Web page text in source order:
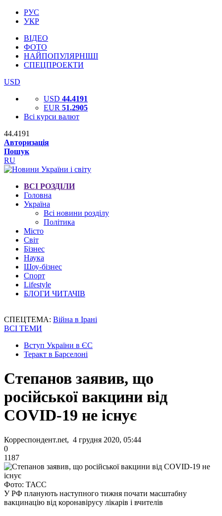
РУС
УКР
ВІДЕО
ФОТО
НАЙПОПУЛЯРНІШІ
СПЕЦПРОЕКТИ
USD
USD 44.4191
EUR 51.2905
Всі курси валют
44.4191
Авторизація
Пошук
RU
ВСІ РОЗДІЛИ
Головна
Україна
Всі новини розділу
Політика
Місто
Світ
Бізнес
Наука
Шоу-бізнес
Спорт
Lifestyle
БЛОГИ ЧИТАЧІВ
СПЕЦТЕМА: Війна в Ірані
ВСІ ТЕМИ
Вступ України в ЄС
Теракт в Барселоні
Степанов заявив, що
російської вакцини від
COVID-19 не існує
Корреспондент.net, 4 грудня 2020, 05:44
0
1187
Фото: ТАСС
У РФ планують наступного тижня почати масштабну
вакцинацію від коронавірусу лікарів і вчителів